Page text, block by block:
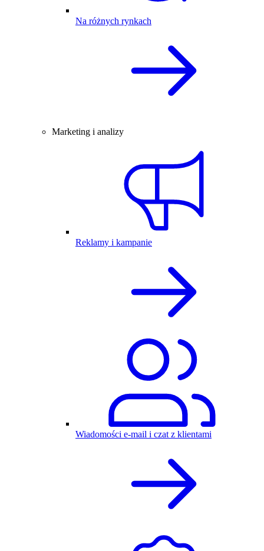
Na różnych rynkach
Marketing i analizy
Reklamy i kampanie
Wiadomości e-mail i czat z klientami